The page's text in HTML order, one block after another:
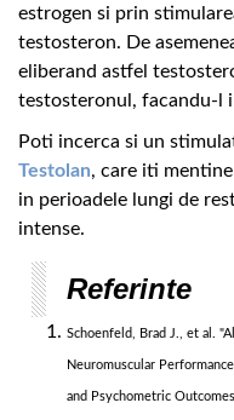
estrogen si prin
testosteron. De
eliberand astfel
testosteronul, facandu-l
Poti incerca si un
Testolan, care iti
in perioadele lungi de
intense.
Referinte
Schoenfeld, Brad J., et al.
Neuromuscular
and Psychometric